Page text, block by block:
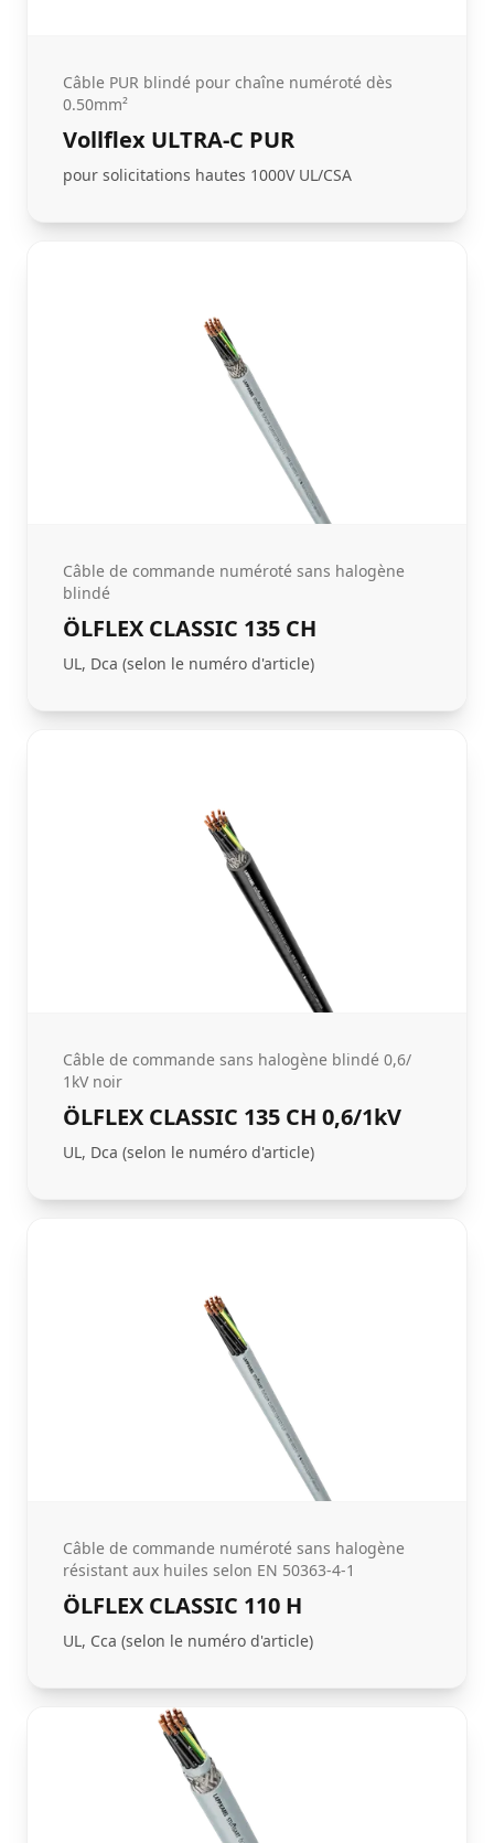
Câble PUR blindé pour chaîne numéroté dès
0.50mm²
Vollflex ULTRA-C PUR
pour solicitations hautes 1000V UL/CSA
Câble de commande numéroté sans halogène
blindé
ÖLFLEX CLASSIC 135 CH
UL, Dca (selon le numéro d'article)
Câble de commande sans halogène blindé 0,6/
1kV noir
ÖLFLEX CLASSIC 135 CH 0,6/1kV
UL, Dca (selon le numéro d'article)
Câble de commande numéroté sans halogène
résistant aux huiles selon EN 50363-4-1
ÖLFLEX CLASSIC 110 H
UL, Cca (selon le numéro d'article)